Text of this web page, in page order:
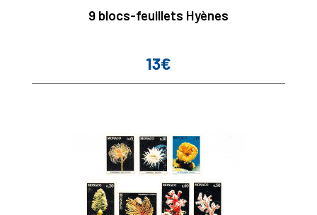
9 blocs-feuillets Hyènes
Prix
13€